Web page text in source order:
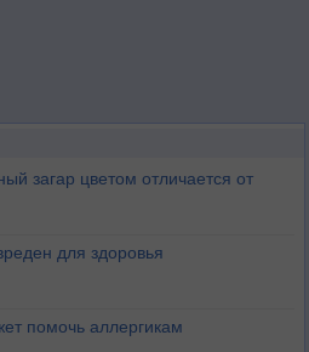
загар цветом отличается от
для здоровья
помочь аллергикам